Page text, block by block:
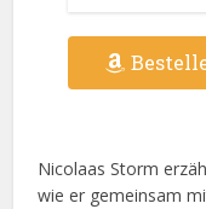
Nicolaas Storm
wie er gemeinsam